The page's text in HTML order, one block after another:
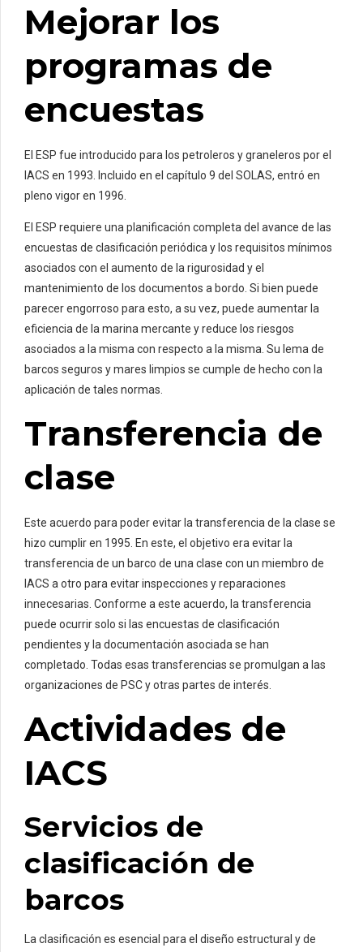
Mejorar los
programas de
encuestas
El ESP fue introducido para los petroleros y graneleros por el
IACS en 1993. Incluido en el capítulo 9 del SOLAS, entró en
pleno vigor en 1996.
El ESP requiere una planificación completa del avance de las
encuestas de clasificación periódica y los requisitos mínimos
asociados con el aumento de la rigurosidad y el
mantenimiento de los documentos a bordo. Si bien puede
parecer engorroso para esto, a su vez, puede aumentar la
eficiencia de la marina mercante y reduce los riesgos
asociados a la misma con respecto a la misma. Su lema de
barcos seguros y mares limpios se cumple de hecho con la
aplicación de tales normas.
Transferencia de
clase
Este acuerdo para poder evitar la transferencia de la clase se
hizo cumplir en 1995. En este, el objetivo era evitar la
transferencia de un barco de una clase con un miembro de
IACS a otro para evitar inspecciones y reparaciones
innecesarias. Conforme a este acuerdo, la transferencia
puede ocurrir solo si las encuestas de clasificación
pendientes y la documentación asociada se han
completado. Todas esas transferencias se promulgan a las
organizaciones de PSC y otras partes de interés.
Actividades de
IACS
Servicios de
clasificación de
barcos
La clasificación es esencial para el diseño estructural y de